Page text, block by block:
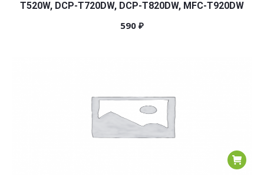
T520W, DCP-T720DW, DCP-T820DW, MFC-T920DW
590 ₽